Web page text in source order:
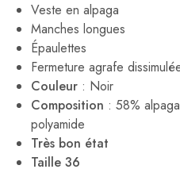
Veste en alpaga
Manches longues
Épaulettes
Fermeture agrafe
Couleur : Noir
Composition : 58%
polyamide
Très bon état
Taille 36